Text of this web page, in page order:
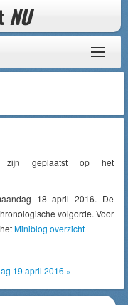
NU
zijn geplaatst op het
18 april 2016. De
volgorde. Voor
Miniblog overzicht
19 april 2016 »